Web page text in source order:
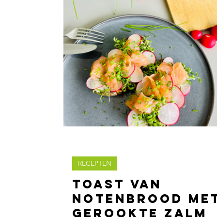
Toast van
notenbrood
gerookte zalm
RECEPTEN